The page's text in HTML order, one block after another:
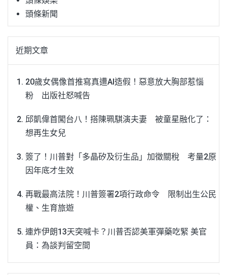
頭條新聞
近期文章
20歲女偶像首推寫真遭AI造假！惡意放大胸部惹惱
粉 出版社怒喊告
邱凱偉首闖台八！搭陳珮騏演夫妻 被童星融化了：
想再生女兒
簽了！川普對「多晶矽及衍生品」加徵關稅 考量2原
因年底才生效
再戰最高法院！川普簽署2項行政命令 限制出生公民
權、生育旅遊
連炸伊朗13天突喊卡？川普否認美軍彈藥吃緊 美官
員：為談判留空間